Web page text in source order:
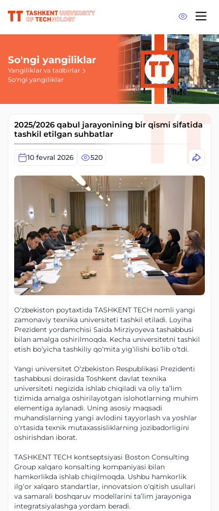
So'ngi yangiliklar
Yangiliklar va tadbirlar
So'ngi yangiliklar
2025/2026 qabul jarayonining bir qismi sifatida
tashkil etilgan suhbatlar
10 fevral 2026 520
O‘zbekiston poytaxtida TASHKENT TECH nomli yangi
zamonaviy texnika universiteti tashkil etiladi. Loyiha
Prezident yordamchisi Saida Mirziyoyeva tashabbusi
bilan amalga oshirilmoqda. Kecha universitetni tashkil
etish bo‘yicha tashkiliy qo‘mita yig‘ilishi bo‘lib o‘tdi.
Yangi universitet O‘zbekiston Respublikasi Prezidenti
tashabbusi doirasida Toshkent davlat texnika
universiteti negizida ishlab chiqiladi va oliy ta’lim
tizimida amalga oshirilayotgan islohotlarning muhim
elementiga aylanadi. Uning asosiy maqsadi
muhandislarning yangi avlodini tayyorlash va yoshlar
o‘rtasida texnik mutaxassisliklarning jozibadorligini
oshirishdan iborat.
TASHKENT TECH kontseptsiyasi Boston Consulting
Group xalqaro konsalting kompaniyasi bilan
hamkorlikda ishlab chiqilmoqda. Ushbu hamkorlik
ilg‘or xalqaro standartlar, innovatsion o‘qitish usullari
va samarali boshqaruv modellarini ta’lim jarayoniga
integratsiyalashga yordam beradi.